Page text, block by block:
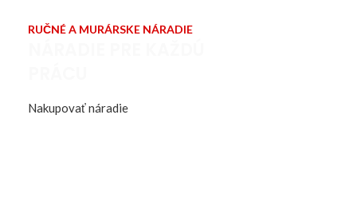
RUČNÉ A MURÁRSKE NÁRADIE
Nakupovať náradie